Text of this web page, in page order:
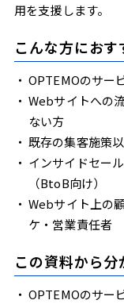
用を支援します。
こんな方におす
OPTEMOのサー
Webサイトへの
ない方
既存の集客施策
インサイドセー
（BtoB向け）
Webサイト上の
ケ・営業責任者
この資料から分
OPTEMOのサー